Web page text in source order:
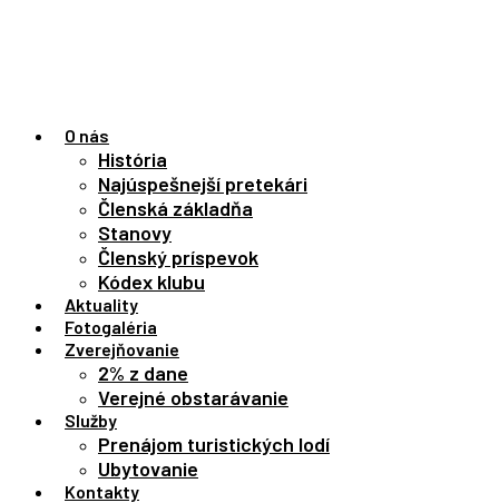
O nás
História
Najúspešnejší pretekári
Členská základňa
Stanovy
Členský príspevok
Kódex klubu
Aktuality
Fotogaléria
Zverejňovanie
2% z dane
Verejné obstarávanie
Služby
Prenájom turistických lodí
Ubytovanie
Kontakty